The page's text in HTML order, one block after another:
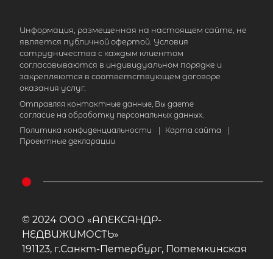
Информация, размещенная на настоящем сайте, не
является публичной офертой. Условия
сотрудничества с каждым клиентом
согласовываются в индивидуальном порядке и
закрепляются в соответствующем договоре
оказания услуг.
Отправляя контактные данные, Вы даете
согласие на обработку персональных данных.
Политика конфиденциальности
| Карта сайта
|
Проектные декларации
© 2024 ООО «АЛЕКСАНДР-
НЕДВИЖИМОСТЬ»
191123, г.Санкт-Петербург, Потемкинская